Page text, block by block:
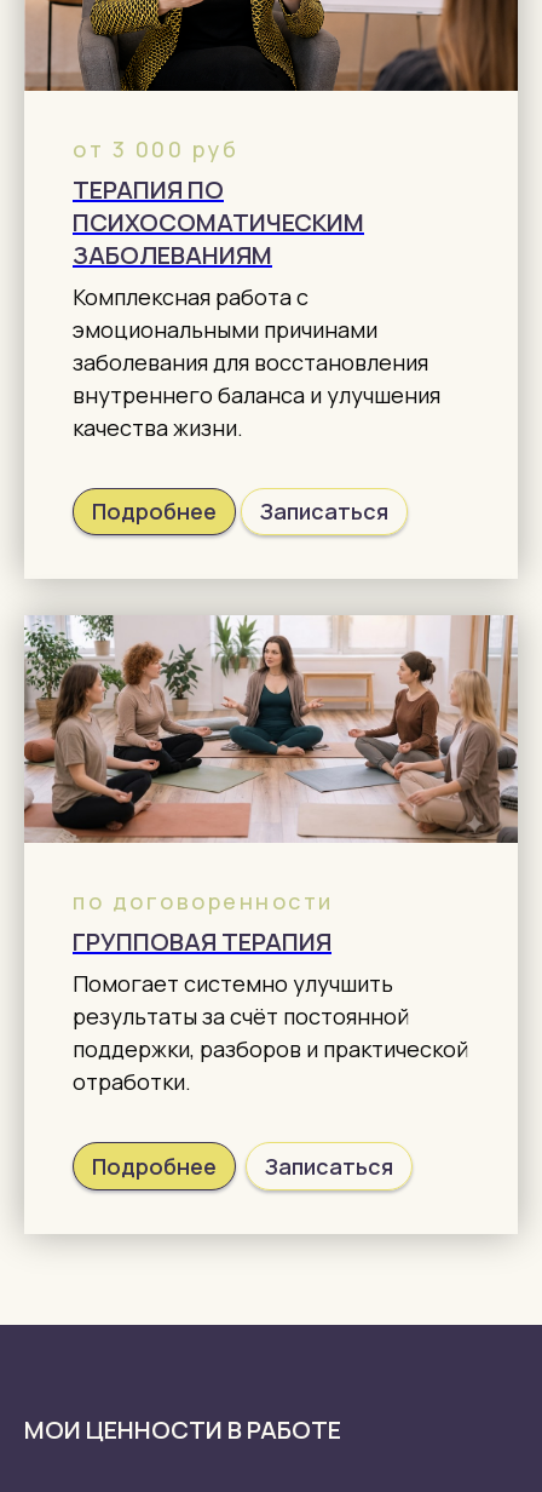
от 3 000 руб
ТЕРАПИЯ ПО
ПСИХОСОМАТИЧЕСКИМ
ЗАБОЛЕВАНИЯМ
Комплексная работа с
эмоциональными причинами
заболевания для восстановления
внутреннего баланса и улучшения
качества жизни.
Подробнее Записаться
по договоренности
ГРУППОВАЯ ТЕРАПИЯ
Помогает системно улучшить
результаты за счёт постоянной
поддержки, разборов и практической
отработки.
Подробнее Записаться
МОИ ЦЕННОСТИ В РАБОТЕ